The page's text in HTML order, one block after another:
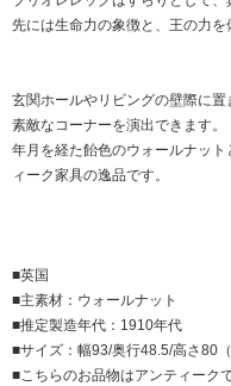
先には生命力の象徴と、王の力を
玄関ホールやリビングの壁際に置
素敵なコーナーを演出できます。
年月を経た飴色のウォールナッ
ィーク家具の逸品です。
■英国
■主素材：ウォールナット
■推定製造年代：1910年代
■サイズ：幅93/奥行48.5/高さ80
■こちらのお品物はアンティーク